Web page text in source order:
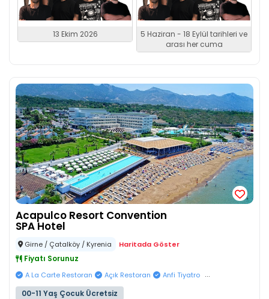
13 Ekim 2026
5 Haziran - 18 Eylül tarihleri ve
arası her cuma
Acapulco Resort Convention
SPA Hotel
Girne / Çatalköy / Kyrenia Haritada Göster
Fiyatı Sorunuz
A La Carte Restoran Açık Restoran Anfi Tiyatro ...
00-11 Yaş Çocuk Ücretsiz